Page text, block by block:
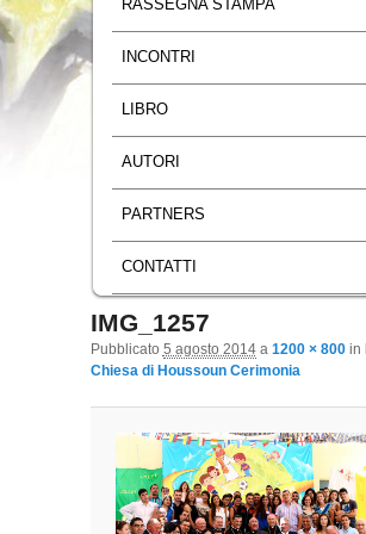
RASSEGNA STAMPA
INCONTRI
LIBRO
AUTORI
PARTNERS
CONTATTI
Navigazione immagini
IMG_1257
Pubblicato 5 agosto 2014a 1200 × 800in
Chiesa di Houssoun Cerimonia